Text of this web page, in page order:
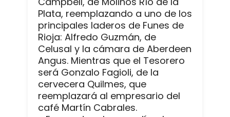
Plata, reemplazando a uno de los
principales laderos de Funes de
Rioja: Alfredo Guzmán, de
Celusal y la cámara de Aberdeen
Angus. Mientras que el Tesorero
será Gonzalo Fagioli, de la
cervecera Quilmes, que
reemplazará al empresario del
café Martín Cabrales.